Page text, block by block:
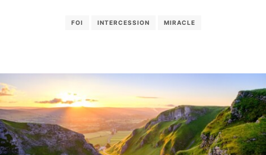
FOI INTERCESSION MIRACLE